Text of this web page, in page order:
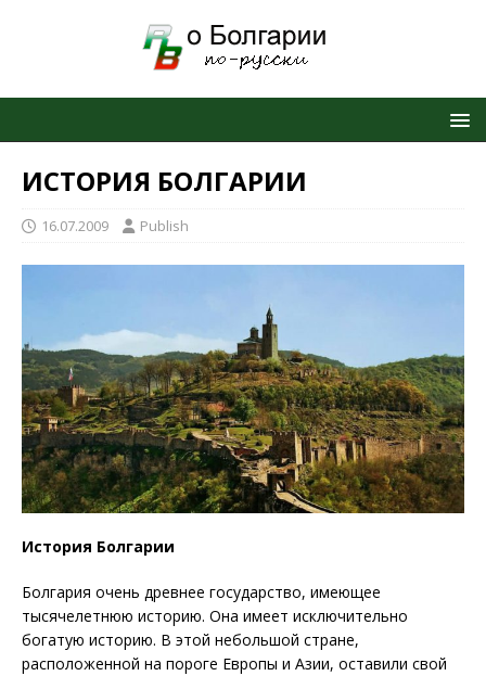
ИСТОРИЯ БОЛГАРИИ
16.07.2009 Publish
История Болгарии
Болгария очень древнее государство, имеющее
тысячелетнюю историю. Она имеет исключительно
богатую историю. В этой небольшой стране,
расположенной на пороге Европы и Азии, оставили свой